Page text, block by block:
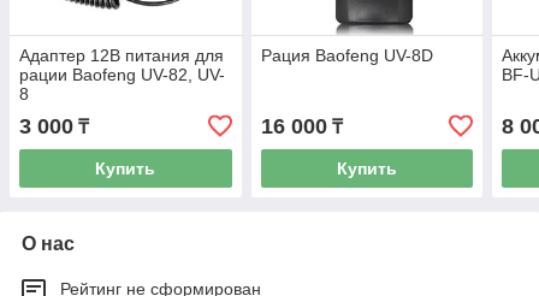
Адаптер 12В питания для
рации Baofeng UV-82, UV-
8
3 000 ₸
Купить
Рация Baofeng UV-8D
16 000₸
Купить
BF-
8
О нас
Рейтинг не сформирован